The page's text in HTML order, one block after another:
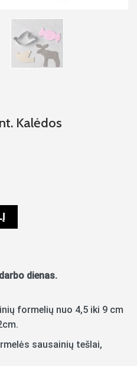
Kalėdos
4vnt. Kalėdos
dienas.
formelių nuo 4,5 iki 9 cm
sausainių tešlai,